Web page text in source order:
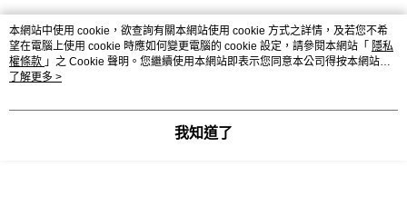
熱門標籤
本網站中使用 cookie，欲查詢有關本網站使用 cookie 方式之詳情，及若您不希
望在電腦上使用 cookie 時應如何變更電腦的 cookie 設定，請參閱本網站「 隱私
權條款 」之 Cookie 聲明。您繼續使用本網站即表示您同意本公司得按本網站使
用條款之 Cookie 聲明使用 cookie。
了解更多 >
我知道了